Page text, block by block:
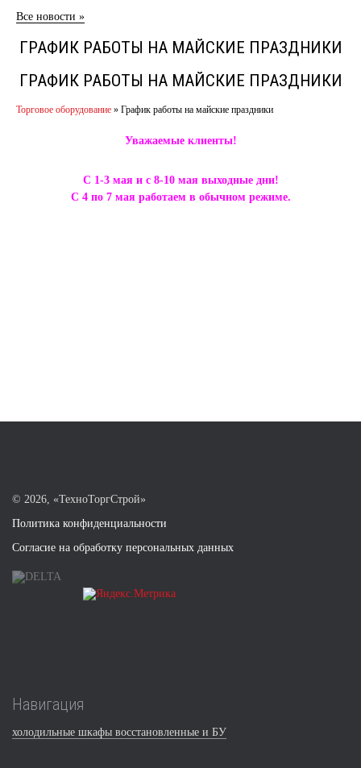
Все новости »
ГРАФИК РАБОТЫ НА МАЙСКИЕ ПРАЗДНИКИ
ГРАФИК РАБОТЫ НА МАЙСКИЕ ПРАЗДНИКИ
Торговое оборудование » График работы на майские праздники
Уважаемые клиенты!
С 1-3 мая и с 8-10 мая выходные дни!
С 4 по 7 мая работаем в обычном режиме.
© 2026, «ТехноТоргСтрой»
Политика конфиденциальности
Согласие на обработку персональных данных
Навигация
холодильные шкафы восстановленные и БУ